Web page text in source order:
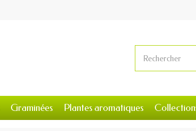
Graminées Plantes aromatiques